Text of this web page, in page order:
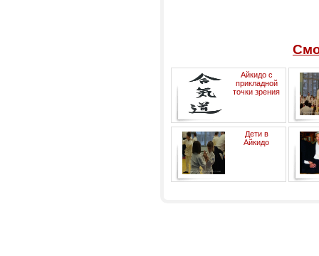
Айкидо с
прикладной
точки зрения
Дети в
Айкидо